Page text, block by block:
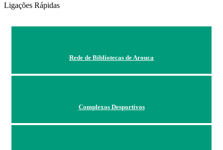
Ligações Rápidas
Rede de Bibliotecas de Arouca
Complexos Desportivos